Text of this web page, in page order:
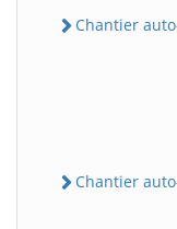
Chantier
Chantier